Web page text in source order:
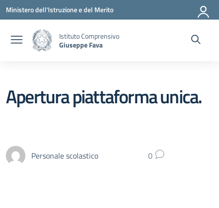
Vai ai contenuti
Vai al menu di navigazione
Vai al footer
Ministero dell'Istruzione e del Merito
Istituto Comprensivo
Giuseppe Fava
Apertura piattaforma unica.
Personale scolastico 0